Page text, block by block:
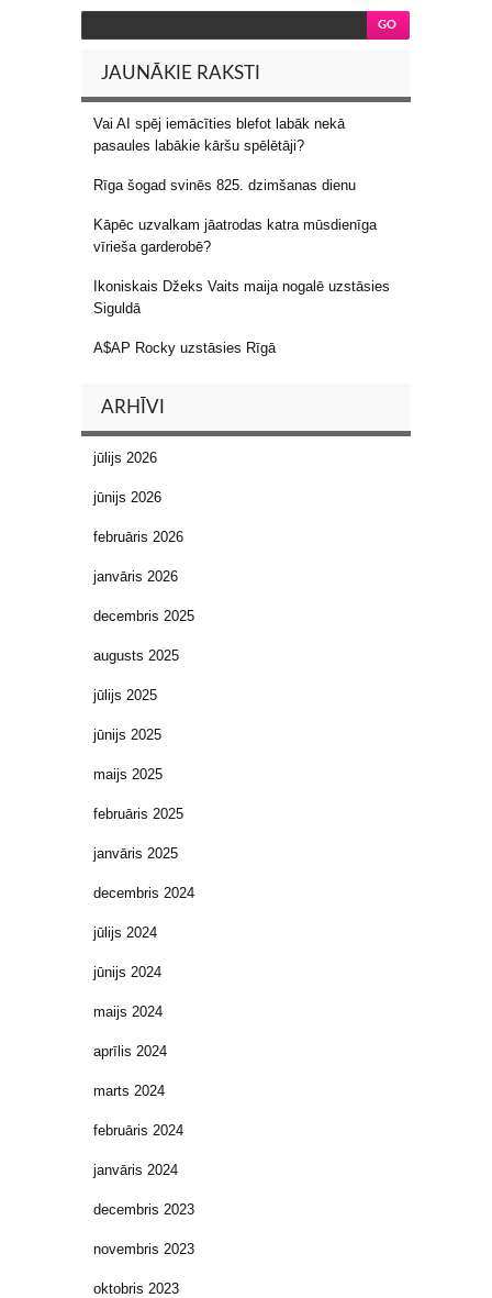
JAUNĀKIE RAKSTI
Vai AI spēj iemācīties blefot labāk nekā
pasaules labākie kāršu spēlētāji?
Rīga šogad svinēs 825. dzimšanas dienu
Kāpēc uzvalkam jāatrodas katra mūsdienīga
vīrieša garderobē?
Ikoniskais Džeks Vaits maija nogalē uzstāsies
Siguldā
A$AP Rocky uzstāsies Rīgā
ARHĪVI
jūlijs 2026
jūnijs 2026
februāris 2026
janvāris 2026
decembris 2025
augusts 2025
jūlijs 2025
jūnijs 2025
maijs 2025
februāris 2025
janvāris 2025
decembris 2024
jūlijs 2024
jūnijs 2024
maijs 2024
aprīlis 2024
marts 2024
februāris 2024
janvāris 2024
decembris 2023
novembris 2023
oktobris 2023